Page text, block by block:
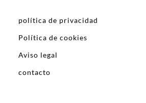
política de privacidad
Política de cookies
Aviso legal
contacto